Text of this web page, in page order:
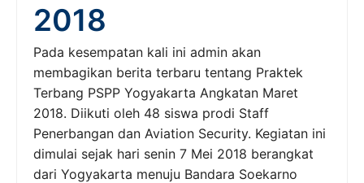
2018
Pada kesempatan kali ini admin akan
membagikan berita terbaru tentang Praktek
Terbang PSPP Yogyakarta Angkatan Maret
2018. Diikuti oleh 48 siswa prodi Staff
Penerbangan dan Aviation Security. Kegiatan ini
dimulai sejak hari senin 7 Mei 2018 berangkat
dari Yogyakarta menuju Bandara Soekarno